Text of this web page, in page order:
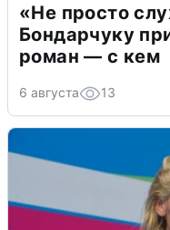
«Не просто
Бондарчуку
роман — с кем
6 августа 13